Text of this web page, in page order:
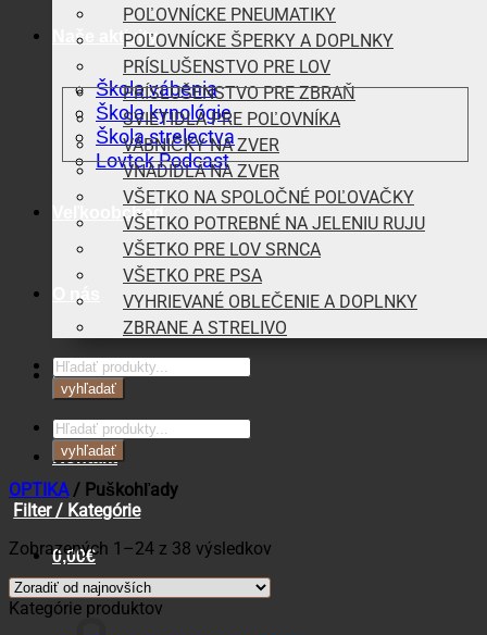
Naše aktivity
Škola vábenia
Škola kynológie
Škola strelectva
Lovtek Podcast
Veľkoobchod
O nás
Blog
Kontakt
0,00€
Košík
POĽOVNÍCKE PNEUMATIKY
POĽOVNÍCKE ŠPERKY A DOPLNKY
PRÍSLUŠENSTVO PRE LOV
PRÍSLUŠENSTVO PRE ZBRAŇ
SVIETIDLÁ PRE POĽOVNÍKA
VÁBNIČKY NA ZVER
VNADIDLÁ NA ZVER
VŠETKO NA SPOLOČNÉ POĽOVAČKY
VŠETKO POTREBNÉ NA JELENIU RUJU
VŠETKO PRE LOV SRNCA
VŠETKO PRE PSA
VYHRIEVANÉ OBLEČENIE A DOPLNKY
ZBRANE A STRELIVO
Products
search
vyhľadať
Products
search
vyhľadať
OPTIKA / Puškohľady
Filter / Kategórie
Zobrazených 1–24 z 38 výsledkov
Kategórie produktov